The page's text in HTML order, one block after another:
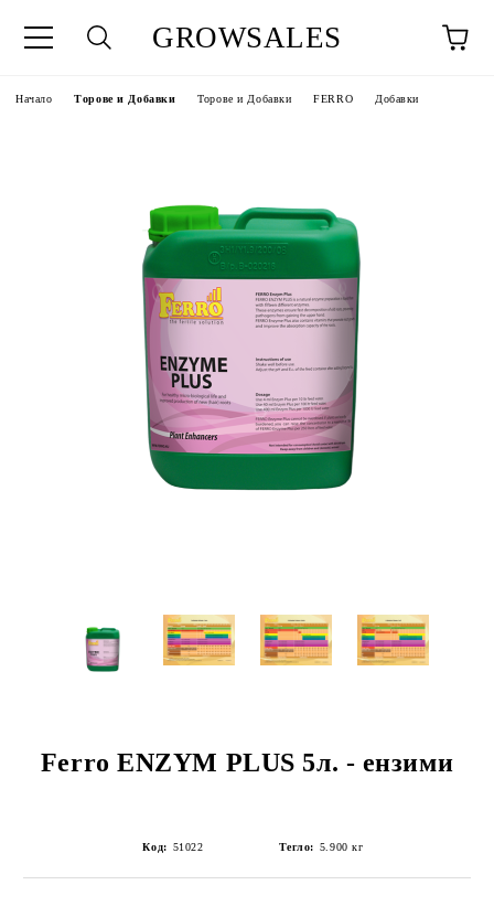
GROWSALES
Начало Торове и Добавки Торове и Добавки FERRO Добавки
Ferro ENZYM PLUS 5л. - ензими
Код: 51022 Тегло: 5.900 кг